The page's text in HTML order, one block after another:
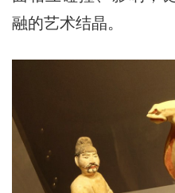
融的艺术结晶。